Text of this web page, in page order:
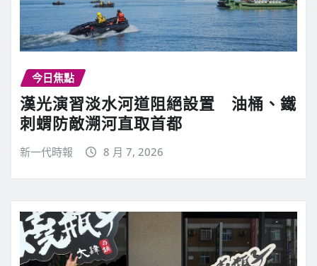
今日焦點
漢光演習淡水河道阻絕設置 油桶、鐵
刺蝟防敵溯河直取首都
新一代時報 8 月 7, 2026